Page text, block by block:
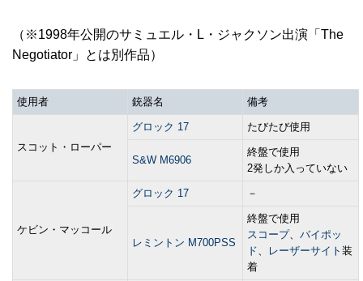
（※1998年公開のサミュエル・L・ジャクソン出演「The
Negotiator」とは別作品）
使用者 銃器名 備考
スコット・ローパー
グロック 17 たびたび使用
S&W M6906
終盤で使用
2発しか入っていない
ケビン・マッコール
グロック 17 －
レミントン M700PSS
終盤で使用
スコープ、 バイポッ
ド、 レーザーサイト 装
着